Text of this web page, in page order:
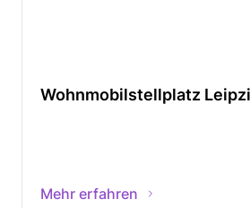
Wohnmobilstellplatz
Mehr erfahren